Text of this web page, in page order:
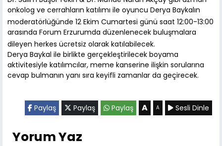
onkolog ve cerrahların katılımı ile oyuncu Derya Baykalın
moderatörlüğünde 12 Ekim Cumartesi günü saat 12:00-13:00
arasında Forum Erzurumda düzenlenecek buluşmalara
dileyen herkes ücretsiz olarak katılabilecek.
Derya Baykal ile birlikte gerçekleştirilecek boyama
aktivitesiyle katılımcılar, meme kanserine ilişkin sorularına
cevap bulmanın yanı sıra keyifli zamanlar da geçirecek.
Paylaş Paylaş Paylaş A A Sesli Dinle
Yorum Yaz